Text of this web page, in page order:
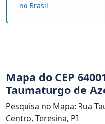
no Brasil
Mapa do CEP
Taumaturgo de
Pesquisa no Mapa: Rua
Centro, Teresina, PI.